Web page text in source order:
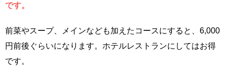
です。
前菜やスープ、メインなども加えたコースにすると、6,000
円前後ぐらいになります。ホテルレストランにしてはお得
です。